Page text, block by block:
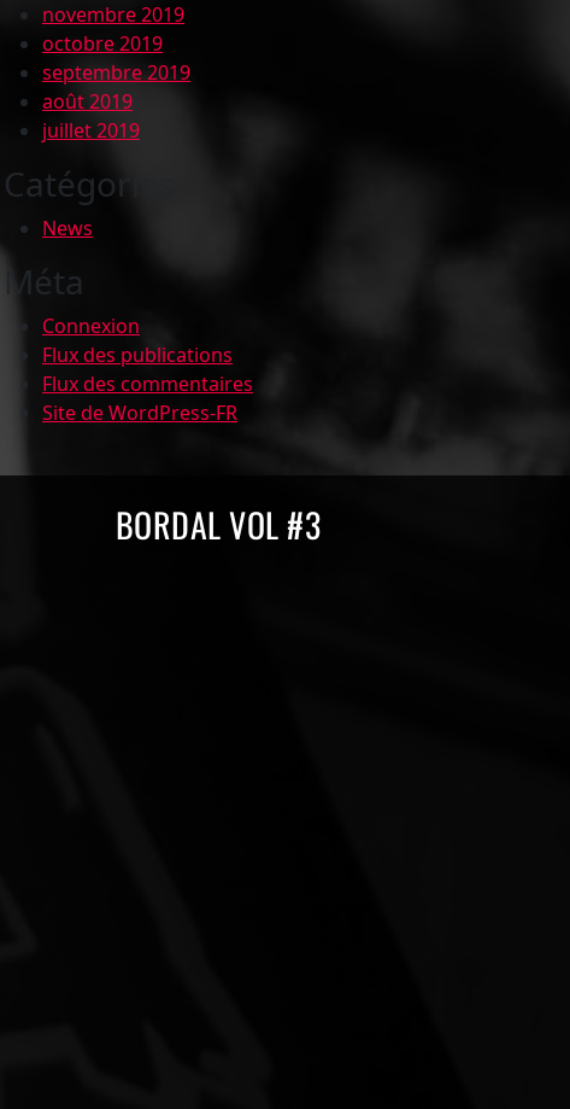
novembre 2019
octobre 2019
septembre 2019
août 2019
juillet 2019
Catégories
News
Méta
Connexion
Flux des publications
Flux des commentaires
Site de WordPress-FR
BORDAL VOL #3